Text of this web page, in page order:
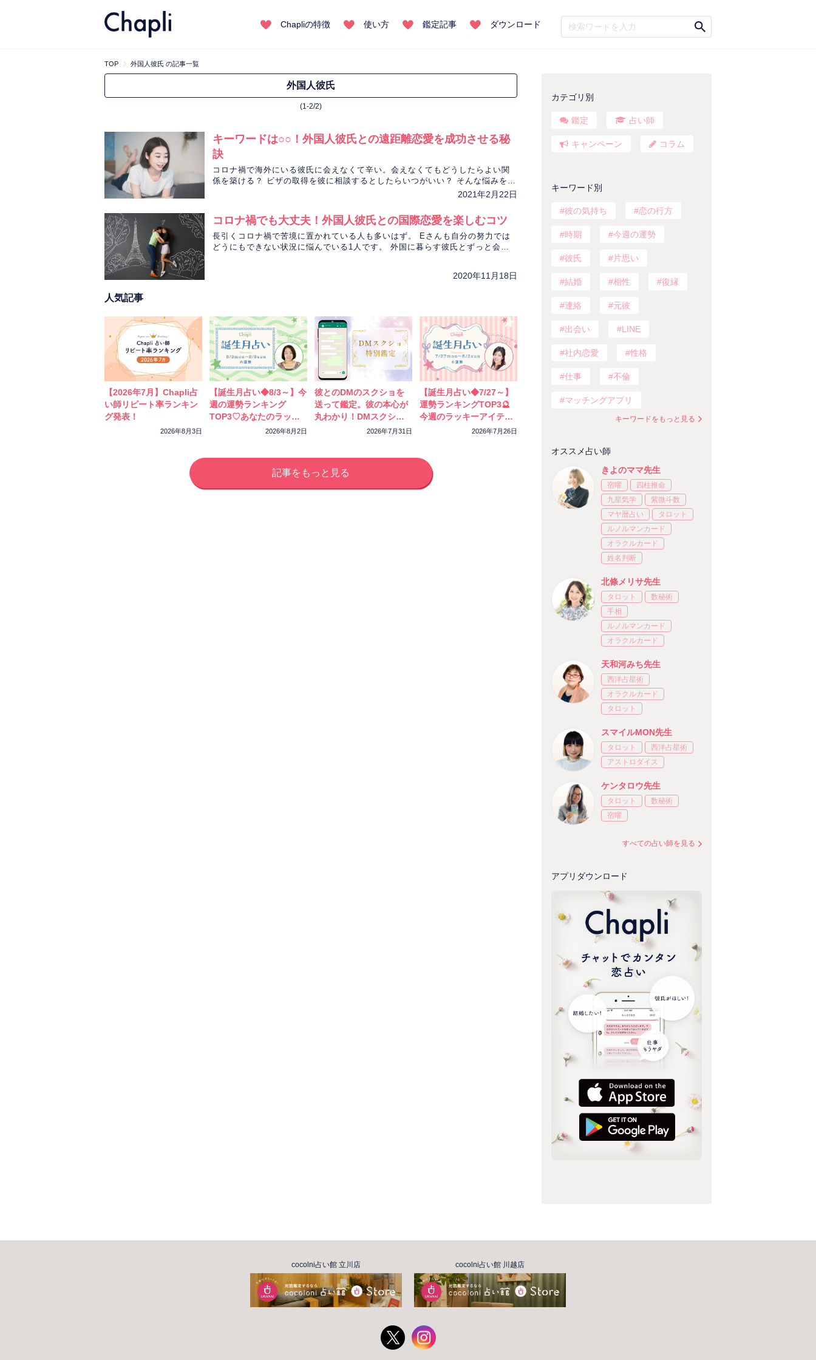
Chapliの特徴 使い方 鑑定記事 ダウンロード
TOP 外国人彼氏 の記事一覧
外国人彼氏
(1-2/2)
キーワードは○○！外国人彼氏との遠距離恋愛を成功させる秘
訣
コロナ禍で海外にいる彼氏に会えなくて辛い。会えなくてもどうしたらよい関
係を築ける？ ビザの取得を彼に相談するとしたらいつがいい？ そんな悩みをも
2021年2月22日
コロナ禍でも大丈夫！外国人彼氏との国際恋愛を楽しむコツ
長引くコロナ禍で苦境に置かれている人も多いはず。 Eさんも自分の努力では
どうにもできない状況に悩んでいる1人です。 外国に暮らす彼氏とずっと会え
2020年11月18日
人気記事
【2026年7月】Chapli占
い師リピート率ランキン
グ発表！
2026年8月3日
【誕生月占い◆8/3～】今
週の運勢ランキング
TOP3♡あなたのラッキ
ーカラーをチェック！
2026年8月2日
彼とのDMのスクショを
送って鑑定。彼の本心が
丸わかり！DMスクショ
特別鑑定をスタートしま
2026年7月31日
【誕生月占い◆7/27～】
運勢ランキングTOP3🔮
今週のラッキーアイテム
2026年7月26日
記事をもっと見る
カテゴリ別
鑑定 占い師
キャンペーン コラム
キーワード別
彼の気持ち 恋の行方
時期 今週の運勢
彼氏 片思い
結婚 相性 復縁
連絡 元彼
出会い LINE
社内恋愛 性格
仕事 不倫
マッチングアプリ
キーワードをもっと見る
オススメ占い師
きよのママ先生
宿曜
四柱推命
九星気学
紫微斗数
マヤ暦占い
タロット
ルノルマンカード
オラクルカード
姓名判断
北條メリサ先生
タロット
数秘術
手相
ルノルマンカード
オラクルカード
天和河みち先生
西洋占星術
オラクルカード
タロット
スマイルMON先生
タロット
西洋占星術
アストロダイス
ケンタロウ先生
タロット
数秘術
宿曜
すべての占い師を見る
アプリダウンロード
cocolni占い館 立川店 cocolni占い館 川越店